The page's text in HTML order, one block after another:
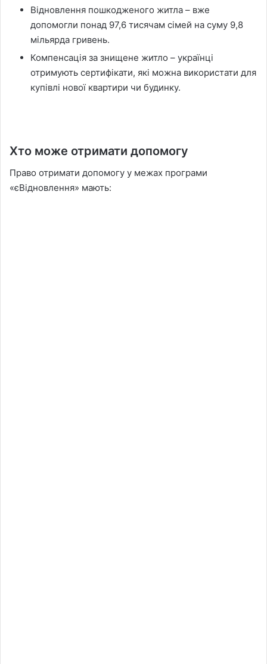
Відновлення пошкодженого житла – вже
допомогли понад 97,6 тисячам сімей на суму 9,8
мільярда гривень.
Компенсація за знищене житло – українці
отримують сертифікати, які можна використати для
купівлі нової квартири чи будинку.
Хто може отримати допомогу
Право отримати допомогу у межах програми
«єВідновлення» мають: